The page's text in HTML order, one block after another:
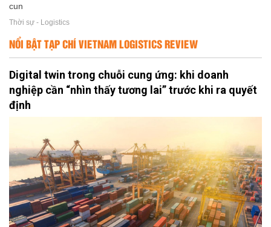
cun
Thời sự - Logistics
NỔI BẬT TẠP CHÍ VIETNAM LOGISTICS REVIEW
Digital twin trong chuỗi cung ứng: khi doanh
nghiệp cần “nhìn thấy tương lai” trước khi ra quyết
định